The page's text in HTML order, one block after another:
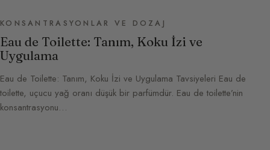
KONSANTRASYONLAR VE DOZAJ
Eau de Toilette: Tanım, Koku İzi ve
Uygulama
Eau de Toilette: Tanım, Koku İzi ve Uygulama Tavsiyeleri Eau de
toilette, uçucu yağ oranı düşük bir parfümdür. Eau de toilette’nin
konsantrasyonu…